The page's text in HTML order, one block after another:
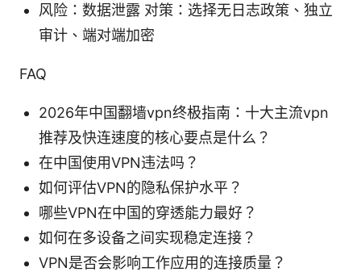
风险：数据泄露 对策：选择无日志政策、独立
审计、端对端加密
FAQ
2026年中国翻墙vpn终极指南：十大主流vpn
推荐及快连速度的核心要点是什么？
在中国使用VPN违法吗？
如何评估VPN的隐私保护水平？
哪些VPN在中国的穿透能力最好？
如何在多设备之间实现稳定连接？
VPN是否会影响工作应用的连接质量？